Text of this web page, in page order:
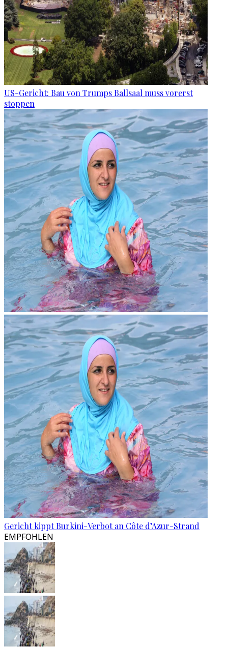
US-Gericht: Bau von Trumps Ballsaal muss vorerst
stoppen
Gericht kippt Burkini-Verbot an Côte d’Azur-Strand
EMPFOHLEN